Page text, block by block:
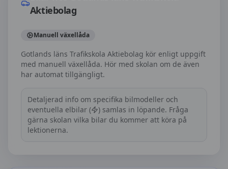
Aktiebolag
Manuell växellåda
Gotlands läns Trafikskola Aktiebolag kör enligt uppgift
med manuell växellåda. Hör med skolan om de även
har automat tillgängligt.
Detaljerad info om specifika bilmodeller och
eventuella elbilar (
) samlas in löpande. Fråga
gärna skolan vilka bilar du kommer att köra på
lektionerna.